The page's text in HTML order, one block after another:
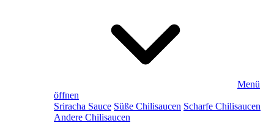
Menü
öffnen
Sriracha Sauce Süße Chilisaucen Scharfe Chilisaucen
Andere Chilisaucen